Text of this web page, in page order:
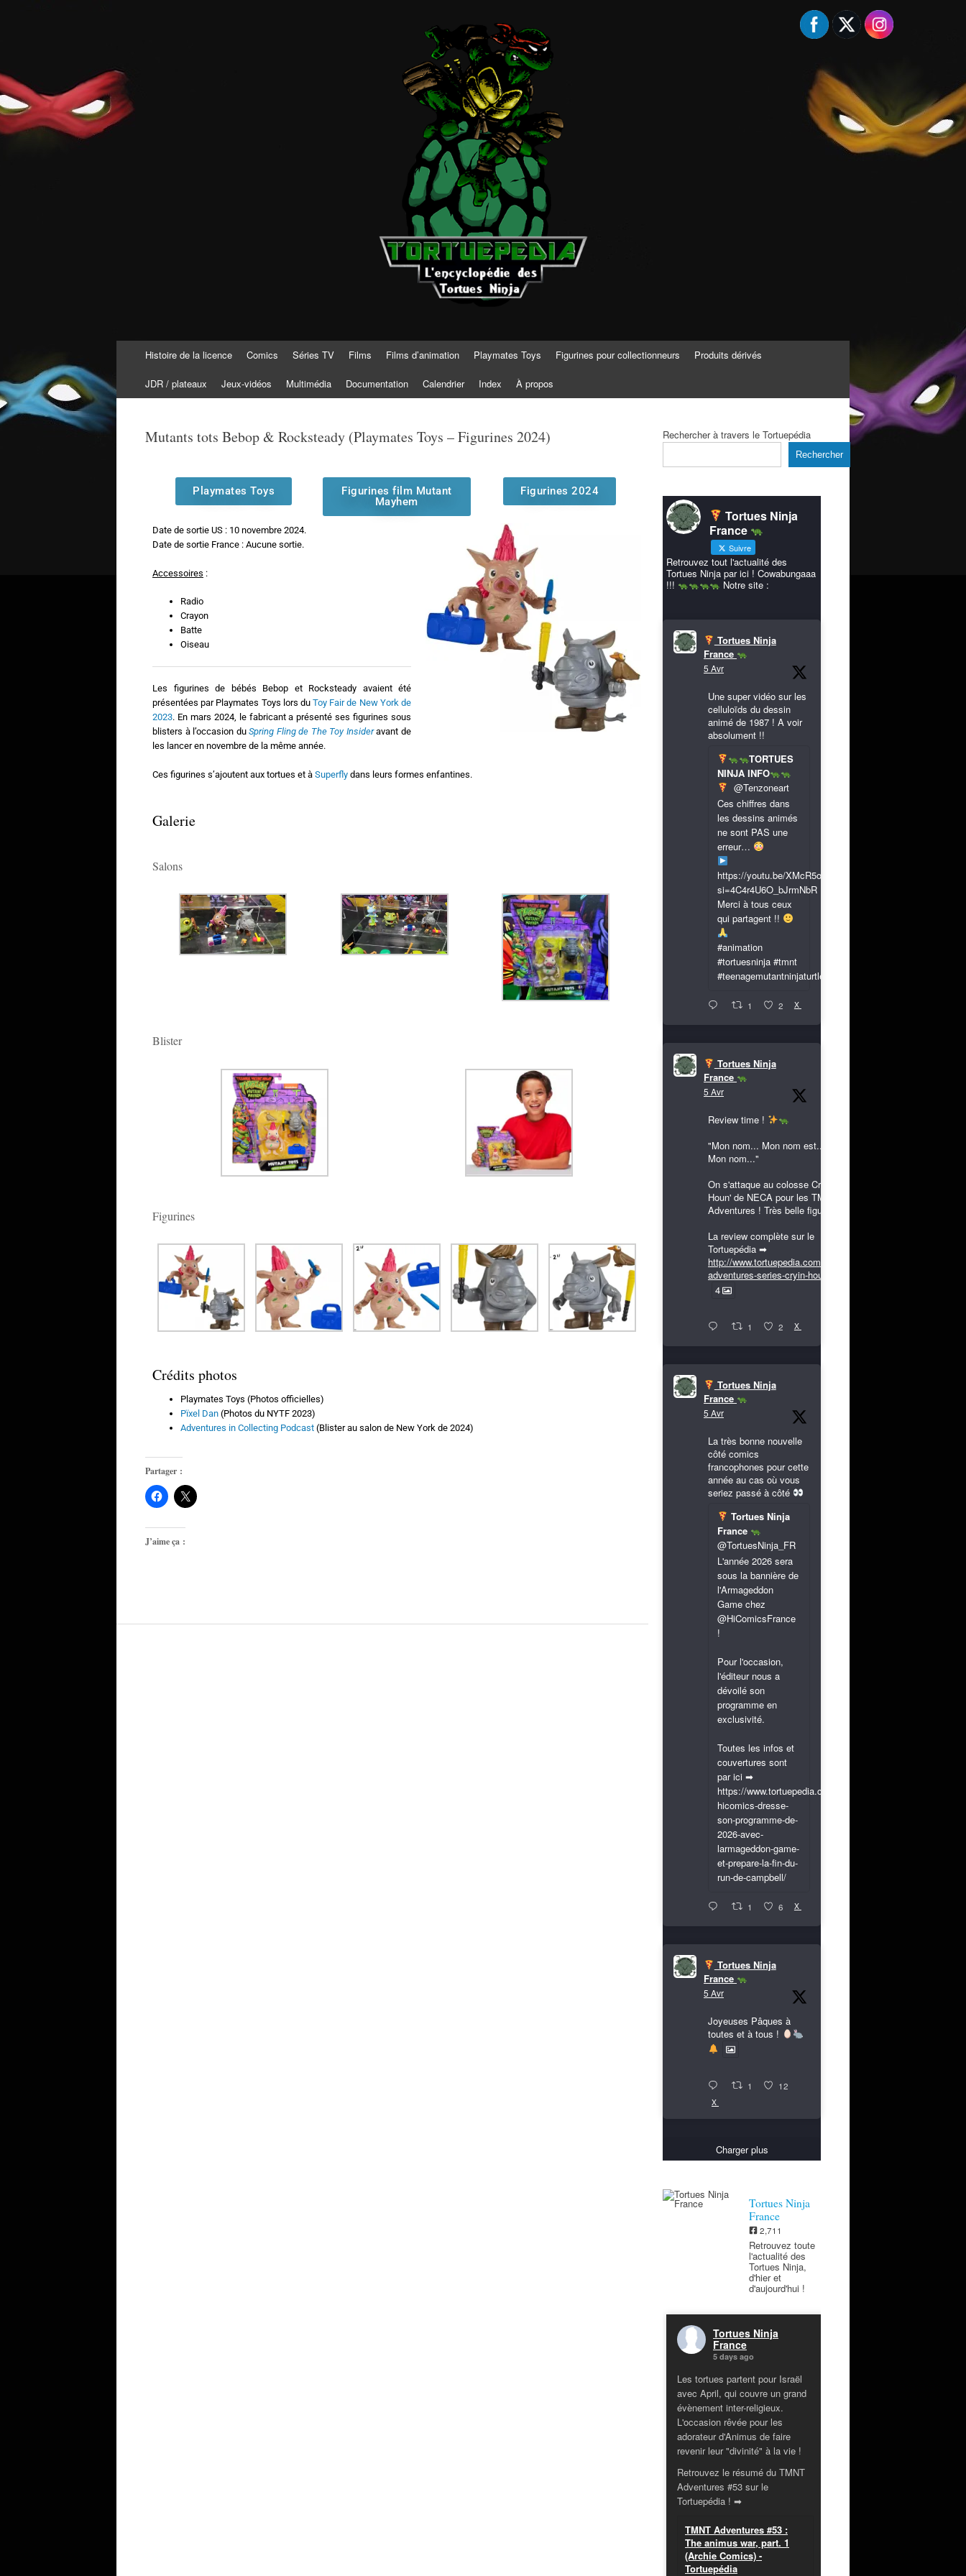
Tortuepédia
L'encyclopédie des Tortues Ninja !
Histoire de la licence Comics Séries TV Films Films d’animation Playmates Toys Figurines pour collectionneurs Produits dérivés
JDR / plateaux Jeux-vidéos Multimédia Documentation Calendrier Index À propos
Mutants tots Bebop & Rocksteady (Playmates Toys – Figurines 2024)
Playmates Toys
Figurines film Mutant
Mayhem
Figurines 2024
Date de sortie US : 10 novembre 2024.
Date de sortie France : Aucune sortie.
Accessoires :
Radio
Crayon
Batte
Oiseau
Les figurines de bébés Bebop et Rocksteady avaient été
présentées par Playmates Toys lors duToy Fair de New York de
2023. En mars 2024, le fabricant a présenté ses figurines sous
blisters à l’occasion duSpring Fling de The Toy Insideravant de
les lancer en novembre de la même année.
Ces figurines s’ajoutent aux tortues et à Superfly dans leurs formes enfantines.
Galerie
Salons
Blister
Figurines
Crédits photos
Playmates Toys (Photos officielles)
Pïxel Dan (Photos du NYTF 2023)
Adventures in Collecting Podcast (Blister au salon de New York de 2024)
Partager :
J’aime ça :
Rechercher à travers le Tortuepédia
Rechercher
Tortues Ninja
France
Suivre
Retrouvez tout l'actualité des
Tortues Ninja par ici ! Cowabungaaa
!!!
Notre site :
Tortues Ninja
France
5 Avr
Une super vidéo sur les
celluloïds du dessin
animé de 1987 ! A voir
absolument !!
TORTUES
NINJA INFO
@Tenzoneart
Ces chiffres dans
les dessins animés
ne sont PAS une
erreur…
https://youtu.be/XMcR5or9N8A?
si=4C4r4U6O_bJrmNbR
Merci à tous ceux
qui partagent !!
#animation
#tortuesninja #tmnt
#teenagemutantninjaturtles
1 2 X
Tortues Ninja
France
5 Avr
Review time !
"Mon nom... Mon nom est...
Mon nom..."
On s'attaque au colosse Cryin'
Houn' de NECA pour les TMNT
Adventures ! Très belle figurine !
La review complète sur le
Tortuepédia ➡
http://www.tortuepedia.com/tmnt-
adventures-series-cryin-houn...
4
1 2 X
Tortues Ninja
France
5 Avr
La très bonne nouvelle
côté comics
francophones pour cette
année au cas où vous
seriez passé à côté
Tortues Ninja
France
@TortuesNinja_FR
L'année 2026 sera
sous la bannière de
l'Armageddon
Game chez
@HiComicsFrance
!
Pour l'occasion,
l'éditeur nous a
dévoilé son
programme en
exclusivité.
Toutes les infos et
couvertures sont
par ici ➡
https://www.tortuepedia.com/2026/03/31/exclusif-
hicomics-dresse-
son-programme-de-
2026-avec-
larmageddon-game-
et-prepare-la-fin-du-
run-de-campbell/
1 6 X
Tortues Ninja
France
5 Avr
Joyeuses Pâques à
toutes et à tous !
1 12
X
Charger plus
Tortues Ninja
France
2,711
Retrouvez toute
l'actualité des
Tortues Ninja,
d'hier et
d'aujourd'hui !
Tortues Ninja
France
5 days ago
Les tortues partent pour Israël
avec April, qui couvre un grand
évènement inter-religieux.
L'occasion rêvée pour les
adorateur d'Animus de faire
revenir leur "divinité" à la vie !
Retrouvez le résumé du TMNT
Adventures #53 sur le
Tortuepédia ! ➡
TMNT Adventures #53 :
The animus war, part. 1
(Archie Comics) -
Tortuepédia